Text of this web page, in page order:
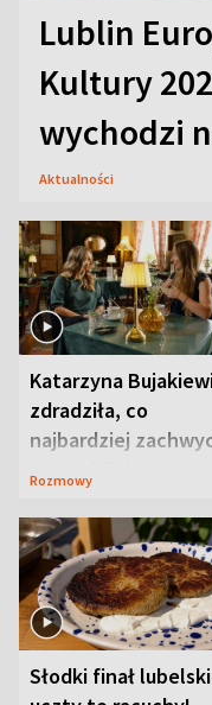
Lublin
Kultury
wychodzi
Aktualności
Katarzyna
zdradziła, co
najbardziej
ją w Lublinie
Rozmowy
Słodki finał